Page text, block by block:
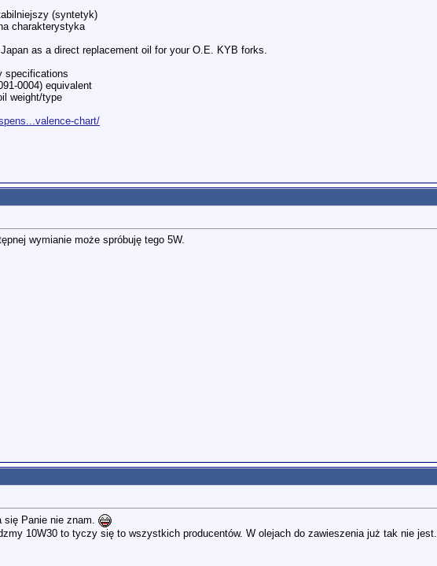
(syntetyk)
charakterystyka
as a direct replacement oil for your O.E. KYB forks.
specifications
0004) equivalent
weight/type
chart/
wymianie może spróbuję tego 5W.
Panie nie znam.
10W30 to tyczy się to wszystkich producentów. W olejach do zawieszenia już tak nie jest.